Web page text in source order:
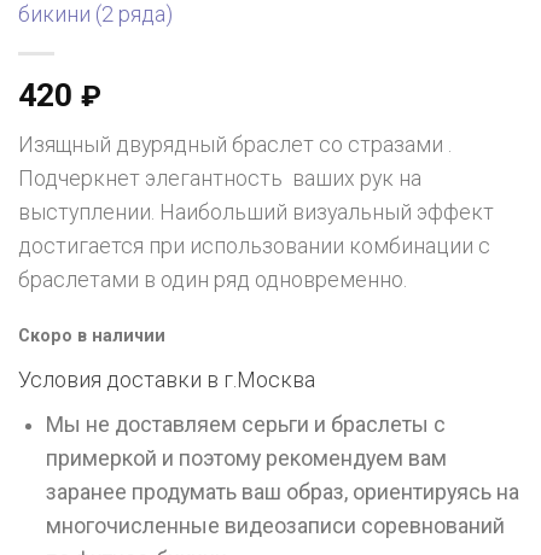
бикини (2 ряда)
420 ₽
Изящный двурядный браслет со стразами .
Подчеркнет элегантность ваших рук на
выступлении. Наибольший визуальный эффект
достигается при использовании комбинации с
браслетами в один ряд одновременно.
Скоро в наличии
Условия доставки в г. Москва
Мы не доставляем серьги и браслеты с
примеркой и поэтому рекомендуем вам
заранее продумать ваш образ, ориентируясь на
многочисленные видеозаписи соревнований